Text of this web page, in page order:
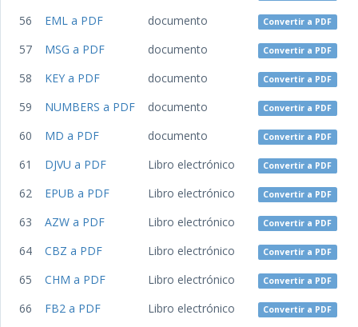
56 EML a PDF documento Convertir a PDF
57 MSG a PDF documento Convertir a PDF
58 KEY a PDF documento Convertir a PDF
59 NUMBERS a PDF documento Convertir a PDF
60 MD a PDF documento Convertir a PDF
61 DJVU a PDF Libro electrónico Convertir a PDF
62 EPUB a PDF Libro electrónico Convertir a PDF
63 AZW a PDF Libro electrónico Convertir a PDF
64 CBZ a PDF Libro electrónico Convertir a PDF
65 CHM a PDF Libro electrónico Convertir a PDF
66 FB2 a PDF Libro electrónico Convertir a PDF